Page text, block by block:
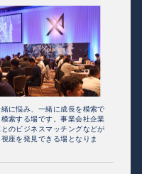
に悩み、一緒に成長を模索で
索する場です。事業会社企業
のビジネスマッチングなどが
座を発見できる場となりま